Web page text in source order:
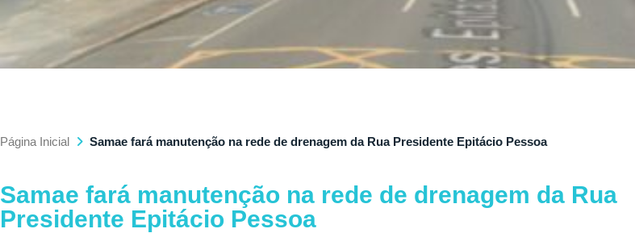
Página Inicial Samae fará manutenção na rede de drenagem da Rua Presidente Epitácio Pessoa
Samae fará manutenção na rede de drenagem da Rua
Presidente Epitácio Pessoa